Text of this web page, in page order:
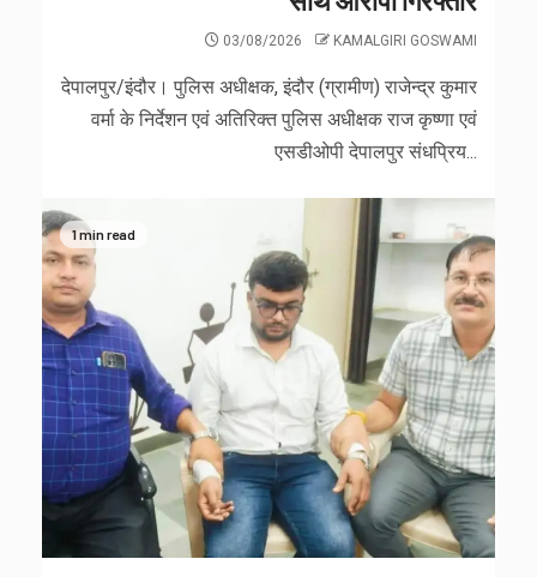
03/08/2026 KAMALGIRI GOSWAMI
देपालपुर/इंदौर। पुलिस अधीक्षक, इंदौर (ग्रामीण) राजेन्द्र कुमार
वर्मा के निर्देशन एवं अतिरिक्त पुलिस अधीक्षक राज कृष्णा एवं
एसडीओपी देपालपुर संधप्रिय...
1 min read